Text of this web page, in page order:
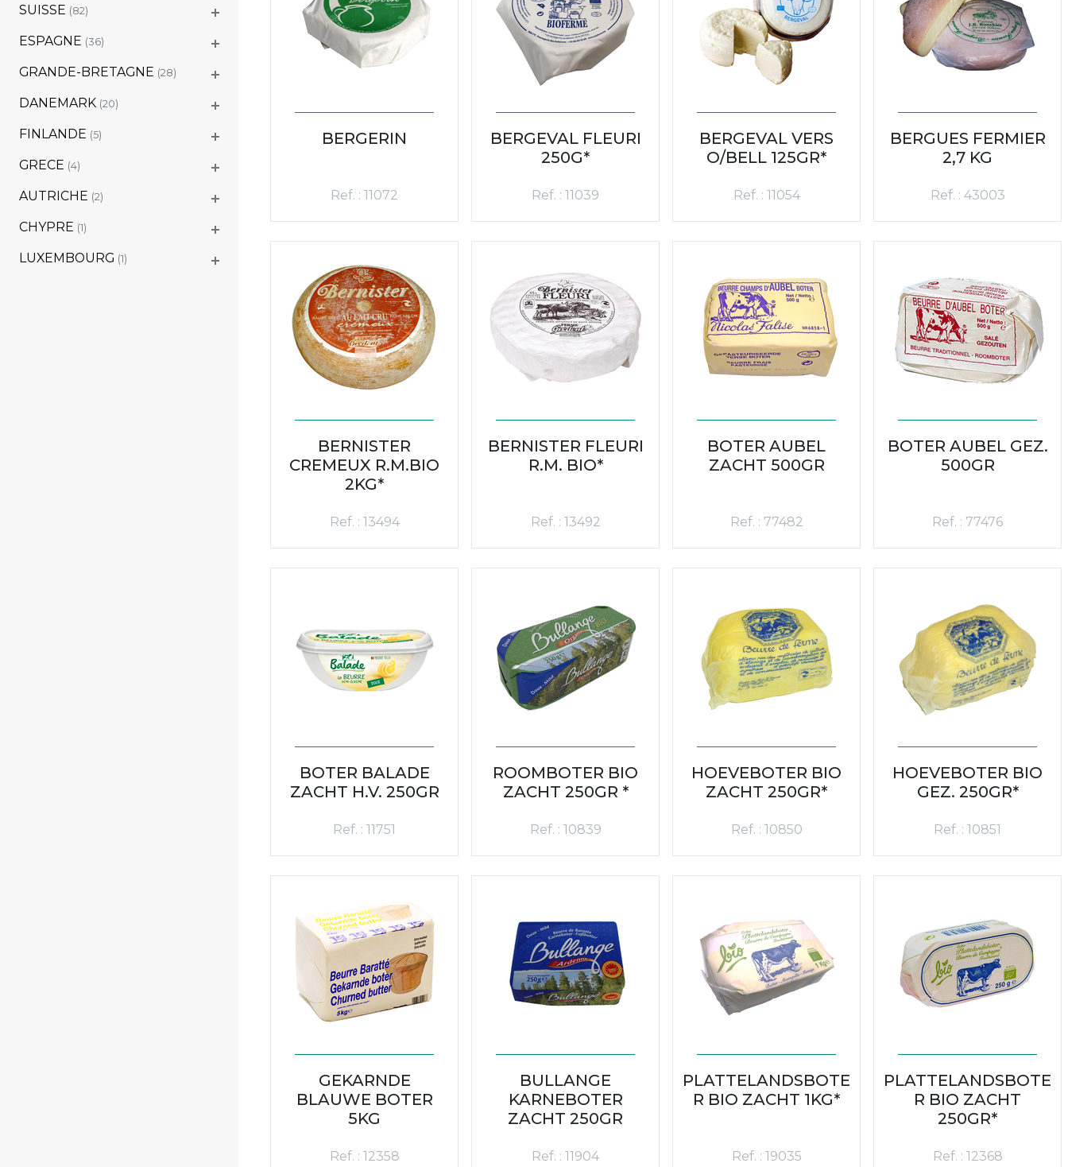
SUISSE (82)
ESPAGNE (36)
GRANDE-BRETAGNE (28)
DANEMARK (20)
FINLANDE (5)
GRECE (4)
AUTRICHE (2)
CHYPRE (1)
LUXEMBOURG (1)
BERGERIN
Ref. : 11072
BERGEVAL FLEURI
250G*
Ref. : 11039
BERGEVAL VERS
O/BELL 125GR*
Ref. : 11054
BERGUES FERMIER
2,7 KG
Ref. : 43003
BERNISTER
CREMEUX R.M.BIO
2KG*
Ref. : 13494
BERNISTER FLEURI
R.M. BIO*
Ref. : 13492
BOTER AUBEL
ZACHT 500GR
Ref. : 77482
BOTER AUBEL GEZ.
500GR
Ref. : 77476
BOTER BALADE
ZACHT H.V. 250GR
Ref. : 11751
ROOMBOTER BIO
ZACHT 250GR *
Ref. : 10839
HOEVEBOTER BIO
ZACHT 250GR*
Ref. : 10850
HOEVEBOTER BIO
GEZ. 250GR*
Ref. : 10851
GEKARNDE
BLAUWE BOTER
5KG
Ref. : 12358
BULLANGE
KARNEBOTER
ZACHT 250GR
Ref. : 11904
PLATTELANDSBOTE
R BIO ZACHT 1KG*
Ref. : 19035
PLATTELANDSBOTE
R BIO ZACHT
250GR*
Ref. : 12368